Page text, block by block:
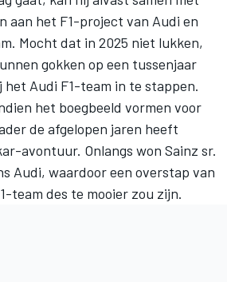
aan het F1-project van Audi en
Mocht dat in 2025 niet lukken,
gokken op een tussenjaar
het Audi F1-team in te stappen.
het boegbeeld vormen voor
de afgelopen jaren heeft
avontuur. Onlangs won Sainz sr.
Audi, waardoor een overstap van
team des te mooier zou zijn.